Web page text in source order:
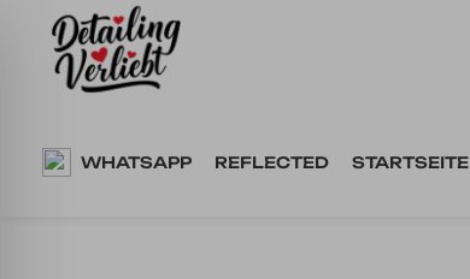
Springe
WHATSAPP REFLECTED STARTSEITE